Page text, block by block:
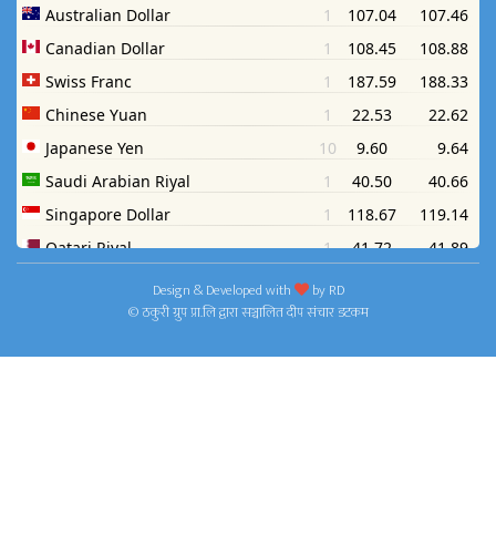
Design & Developed with byRD
© ठकुरी ग्रुप प्रा.लि द्वारा सञ्चालित दीप संचार डटकम